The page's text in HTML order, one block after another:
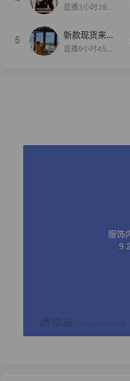
类好物补贴节
直播3小时38分
5
新款现货来了
～
直播9小时45分